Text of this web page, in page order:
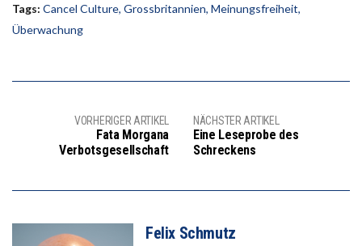
Tags: Cancel Culture, Grossbritannien, Meinungsfreiheit,
Überwachung
VORHERIGER ARTIKEL
Fata Morgana
Verbotsgesellschaft
NÄCHSTER ARTIKEL
Eine Leseprobe des
Schreckens
Felix Schmutz